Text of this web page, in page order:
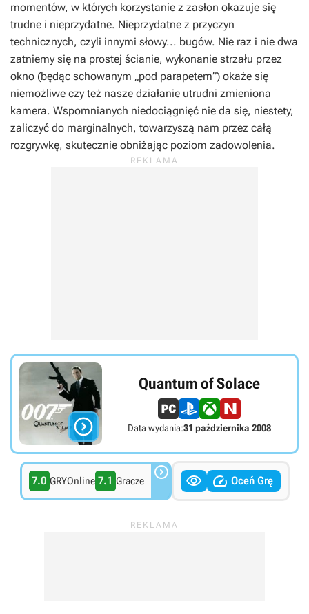
momentów, w których korzystanie z zasłon okazuje się
trudne i nieprzydatne. Nieprzydatne z przyczyn
technicznych, czyli innymi słowy... bugów. Nie raz i nie dwa
zatniemy się na prostej ścianie, wykonanie strzału przez
okno (będąc schowanym „pod parapetem”) okaże się
niemożliwe czy też nasze działanie utrudni zmieniona
kamera. Wspomnianych niedociągnięć nie da się, niestety,
zaliczyć do marginalnych, towarzyszą nam przez całą
rozgrywkę, skutecznie obniżając poziom zadowolenia.

Quantum of Solace
Data wydania:31 października 2008
7.0 GRYOnline 7.1 Gracze    Oceń Grę